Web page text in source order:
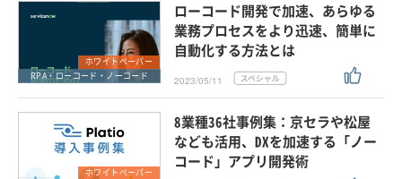
ホワイトペーパー
RPA・ローコード・ノーコード
ローコード開発で加速、あらゆる
業務プロセスをより迅速、簡単に
自動化する方法とは
2023/05/11
ホワイトペーパー
8業種36社事例集：京セラや松屋
なども活用、DXを加速する「ノー
コード」アプリ開発術